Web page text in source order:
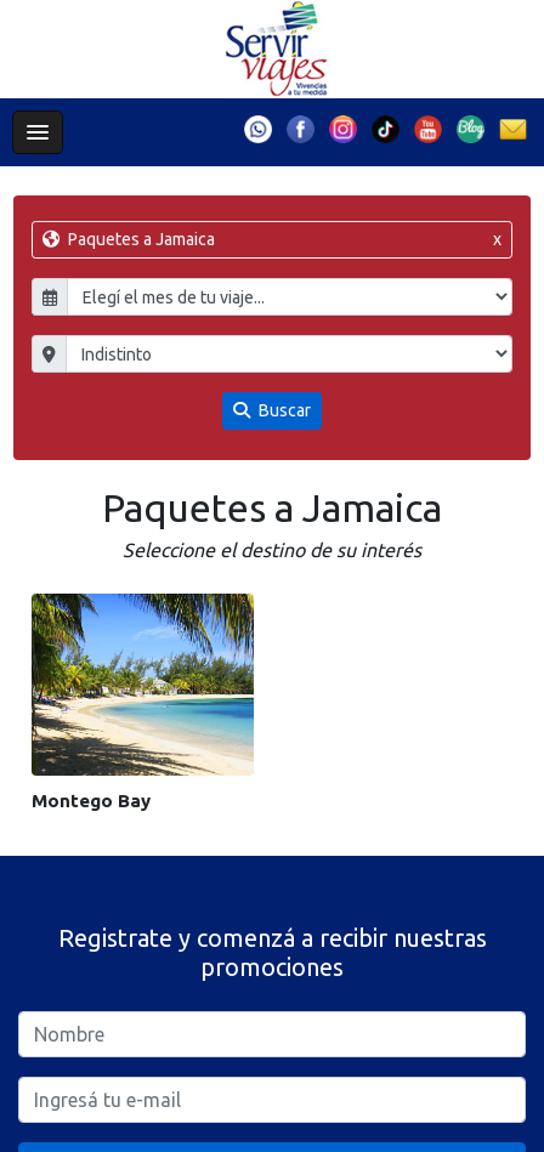
Paquetes a Jamaica x
Buscar
Paquetes a Jamaica
Seleccione el destino de su interés
Montego Bay
Registrate y comenzá a recibir nuestras
promociones